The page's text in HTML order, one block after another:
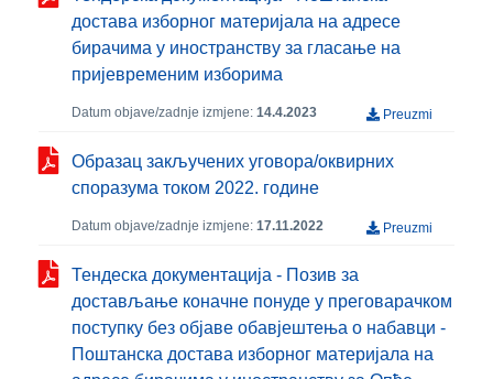
достава изборног материјала на адресе
бирачима у иностранству за гласање на
пријевременим изборима
Datum objave/zadnje izmjene: 14.4.2023 Preuzmi
Образац закључених уговора/оквирних
споразума током 2022. године
Datum objave/zadnje izmjene: 17.11.2022 Preuzmi
Тендеска документација - Позив за
достављање коначне понуде у преговарачком
поступку без објаве обавјештења о набавци -
Поштанска достава изборног материјала на